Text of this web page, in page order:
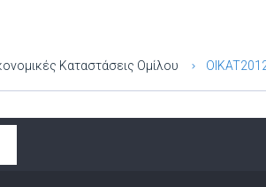
Καταστάσεις Ομίλου